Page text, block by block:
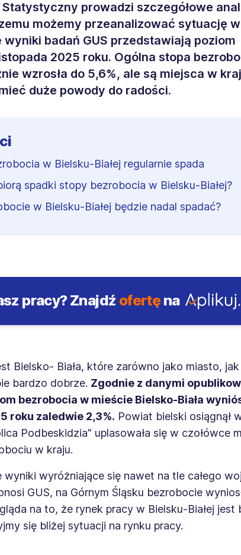
Statystyczny prowadzi szczegółowe
możemy przeanalizować sytuację
wyniki badań GUS przedstawiają poziom
2025 roku. Ogólna stopa
wzrosła do 5,6%, ale są miejsca w
duże powody do radości.
w Bielsku-Białej regularnie spada
spadki stopy bezrobocia w Bielsku-Białej?
w Bielsku-Białej będzie nadal spadać?
pracy?Znajdź ofertę na
Bielsko- Biała, które zarówno jako miasto,
bardzo dobrze. Zgodnie z danymi
bezrobocia w mieście Bielsko-Biała
roku zaledwie 2,3%. Powiat bielski osiągnął
Podbeskidzia" uplasowała się w czołówce
w kraju.
wyniki wyróżniające się nawet na tle całego
GUS, na Górnym Śląsku bezrobocie
na to, że rynek pracy w Bielsku-Białej jest
się bliżej sytuacji na rynku pracy.